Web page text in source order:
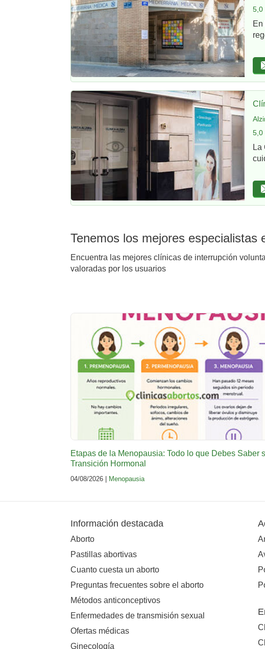
5,0
5,0
La
Tenemos los mejores
Encuentra las mejores clínicas de interrupción
valoradas por los usuarios
Etapas de la Menopausia: Todo lo que Debes Saber
Transición Hormonal
04/08/2026 | Menopausia
Información destacada
Aborto
Pastillas abortivas
Cuanto cuesta un aborto
Preguntas frecuentes sobre el aborto
Métodos anticonceptivos
Enfermedades de transmisión sexual
Ofertas médicas
Ginecología